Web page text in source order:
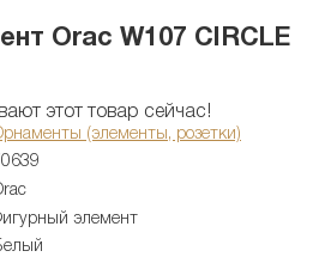
Orac W107 CIRCLE
этот товар сейчас!
(элементы, розетки)
элемент